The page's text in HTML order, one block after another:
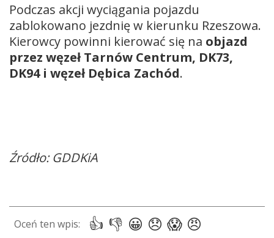
Podczas akcji wyciągania pojazdu
zablokowano jezdnię w kierunku Rzeszowa.
Kierowcy powinni kierować się na objazd
przez węzeł Tarnów Centrum, DK73,
DK94 i węzeł Dębica Zachód.
Źródło: GDDKiA